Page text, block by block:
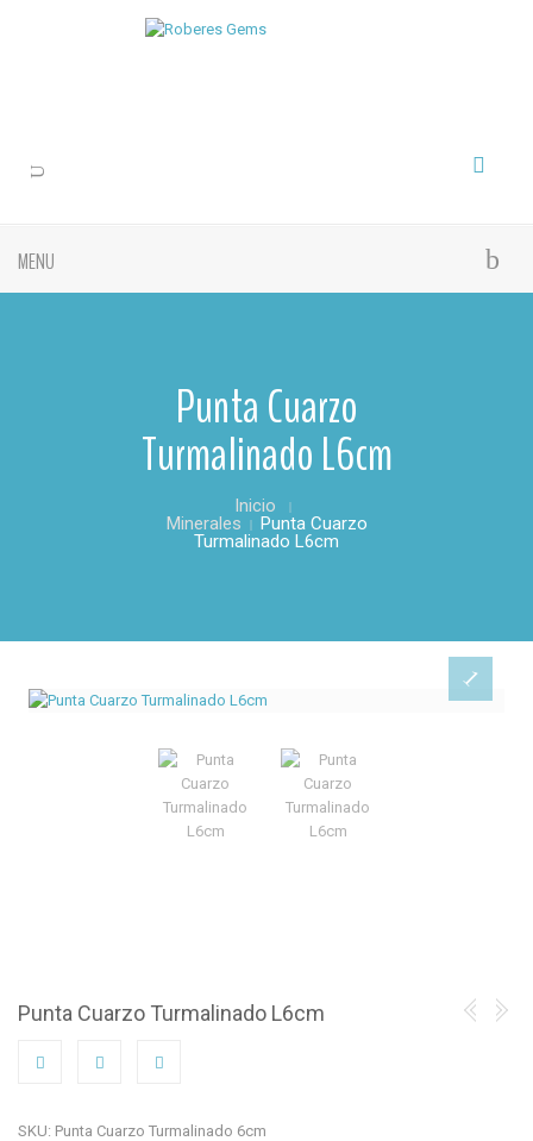
MENU
Punta Cuarzo
Turmalinado L6cm
Inicio
Minerales
Punta Cuarzo
Turmalinado L6cm
Punta Cuarzo Turmalinado L6cm
SKU: Punta Cuarzo Turmalinado 6cm